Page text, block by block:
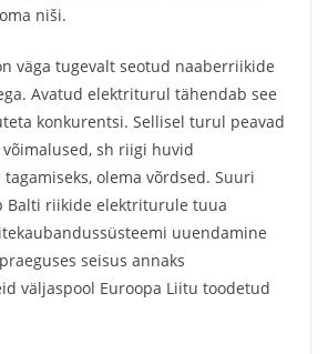
niši.
väga tugevalt seotud naaberriikide
Avatud elektriturul tähendab see
konkurentsi. Sellisel turul peavad
sh riigi huvid
olema võrdsed. Suuri
Balti riikide elektriturule tuua
uuendamine
seisus annaks
väljaspool Euroopa Liitu toodetud